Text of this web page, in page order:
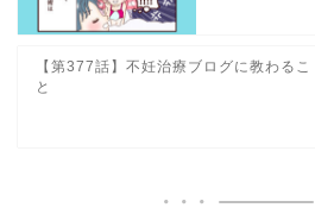
【第377話】不妊治療ブログに教わるこ
と